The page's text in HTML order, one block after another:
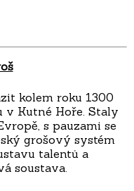
kolem roku 1300
v Kutné Hoře. Staly
s pauzami se
grošový systém
talentů a
soustava.